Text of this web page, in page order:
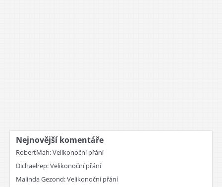
Nejnovější komentáře
RobertMah:Velikonoční přání
Dichaelrep:Velikonoční přání
Malinda Gezond:Velikonoční přání